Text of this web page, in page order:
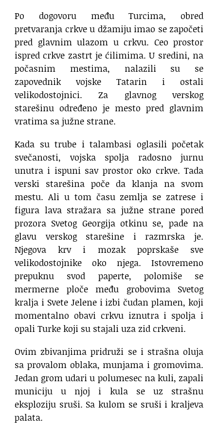
Po dogovoru među Turcima, obred
pretvaranja crkve u džamiju imao se započeti
pred glavnim ulazom u crkvu. Ceo prostor
ispred crkve zastrt je ćilimima. U sredini, na
počasnim mestima, nalazili su se
zapovednik vojske Tatarin i ostali
velikodostojnici. Za glavnog verskog
starešinu određeno je mesto pred glavnim
vratima sa južne strane.
Kada su trube i talambasi oglasili početak
svečanosti, vojska spolja radosno jurnu
unutra i ispuni sav prostor oko crkve. Tada
verski starešina poče da klanja na svom
mestu. Ali u tom času zemlja se zatrese i
figura lava stražara sa južne strane pored
prozora Svetog Georgija otkinu se, pade na
glavu verskog starešine i razmrska je.
Njegova krv i mozak poprskaše sve
velikodostojnike oko njega. Istovremeno
prepuknu svod paperte, polomiše se
mermerne ploče među grobovima Svetog
kralja i Svete Jelene i izbi čudan plamen, koji
momentalno obavi crkvu iznutra i spolja i
opali Turke koji su stajali uza zid crkveni.
Ovim zbivanjima pridruži se i strašna oluja
sa provalom oblaka, munjama i gromovima.
Jedan grom udari u polumesec na kuli, zapali
municiju u njoj i kula se uz strašnu
eksploziju sruši. Sa kulom se sruši i kraljeva
palata.